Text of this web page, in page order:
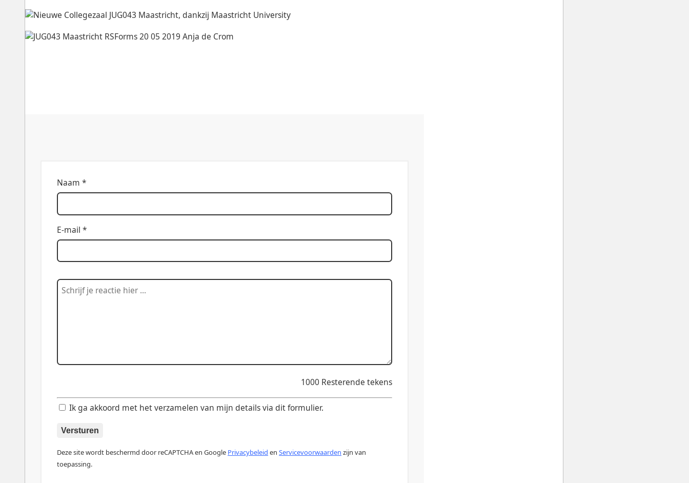
Naam *
E-mail *
1000 Resterende tekens
Ik ga akkoord met het verzamelen van mijn details via dit formulier.
Versturen
Deze site wordt beschermd door reCAPTCHA en Google Privacybeleid enServicevoorwaarden zijn van
toepassing.